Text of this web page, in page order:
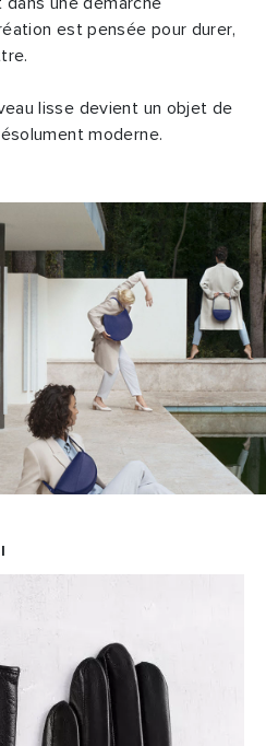
dans une démarche
est pensée pour durer,
lisse devient un objet de
moderne.